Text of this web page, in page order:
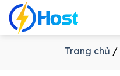
Bỏ
qua
nội
Trang chủ /